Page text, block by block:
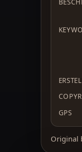
GPS
Original